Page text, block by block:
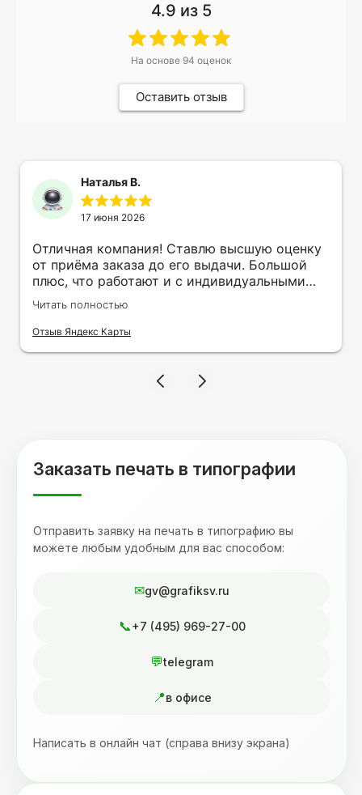
4.9 из 5
На основе 94 оценок
Оставить отзыв
Наталья В.
17 июня 2026
Отличная компания! Ставлю высшую оценку
от приёма заказа до его выдачи. Большой
плюс, что работают и с индивидуальными
заказами. Нелбходимо было нанести принт
на кружку в подарок. Заказ был исполнен
оперативно и ооочень красиво, даже не
терпеливость, отвечала на все мои вопросы.
Читать полностью
Отзыв Яндекс Карты
Заказать печать в типографии
Отправить заявку на печать в типографию вы
можете любым удобным для вас способом:
gv@grafiksv.ru
+7 (495) 969-27-00
telegram
в офисе
Написать в онлайн чат (справа внизу экрана)